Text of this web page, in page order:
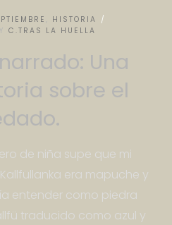
HISTORIA
C.TRAS LA HUELLA
Una
sobre el
de niña supe que mi
era mapuche y
entender como piedra
traducido como azul y